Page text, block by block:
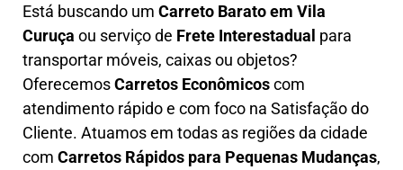
Está buscando um Carreto Barato em Vila
Curuça ou serviço de Frete Interestadual para
transportar móveis, caixas ou objetos?
OferecemosCarretos Econômicoscom
atendimento rápido e com foco na Satisfação do
Cliente. Atuamos em todas as regiões da cidade
com Carretos Rápidos para Pequenas Mudanças,